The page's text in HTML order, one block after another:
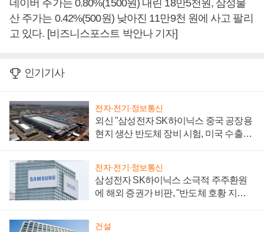
네이버 주가는 0.80%(1500원) 내린 18만5천원, 삼성물
산 주가는 0.42%(500원) 낮아진 11만9천 원에 사고 팔리
고 있다. [비즈니스포스트 박안나 기자]
인기기사
전자·전기·정보통신
외신 "삼성전자 SK하이닉스 중국 공장용
현지 생산 반도체 장비 시험, 미국 수출통
전자·전기·정보통신
삼성전자 SK하이닉스 소극적 주주환원
에 해외 증권가 비판, "반도체 호황 지속
건설